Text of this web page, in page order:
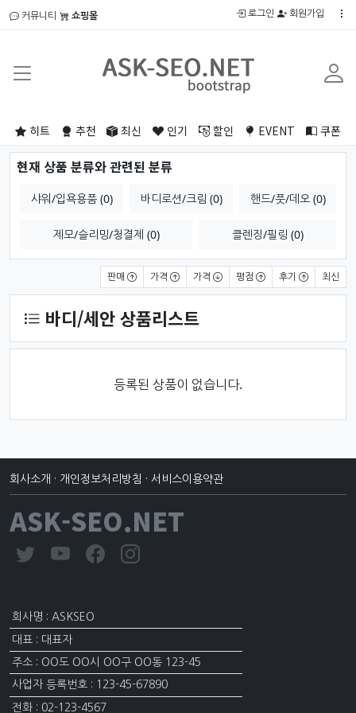
커뮤니티 쇼핑몰 로그인 회원가입
히트 추천 최신 인기 할인 EVENT 쿠폰
현재 상품 분류와 관련된 분류
샤워/입욕용품 (0) 바디로션/크림 (0) 핸드/풋/데오 (0)
제모/슬리밍/청결제 (0) 클렌징/필링 (0)
판매 가격 가격 평점 후기 최신
바디/세안 상품리스트
등록된 상품이 없습니다.
회사소개 · 개인정보처리방침 · 서비스이용약관
ASK-SEO.NET
회사명 : ASKSEO
대표 : 대표자
주소 : OO도 OO시 OO구 OO동 123-45
사업자 등록번호 : 123-45-67890
전화 : 02-123-4567